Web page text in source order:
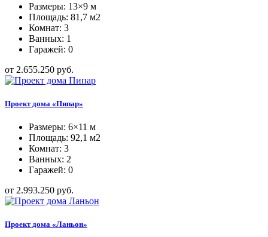
Размеры: 13×9 м
Площадь: 81,7 м2
Комнат: 3
Ванных: 1
Гаражей: 0
от 2.655.250 руб.
Проект дома «Пипар»
Размеры: 6×11 м
Площадь: 92,1 м2
Комнат: 3
Ванных: 2
Гаражей: 0
от 2.993.250 руб.
Проект дома «Ланьон»